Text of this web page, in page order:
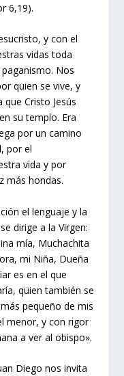
6,19).
y con el
vidas toda
Nos
quien se vive, y
Cristo Jesús
su templo. Era
por un camino
por el
vida y por
más hondas.
el lenguaje y la
dirige a la Virgen:
mía, Muchachita
mi Niña, Dueña
es en el que
quien también se
pequeño de mis
menor, y con rigor
a ver al obispo».
Diego nos invita